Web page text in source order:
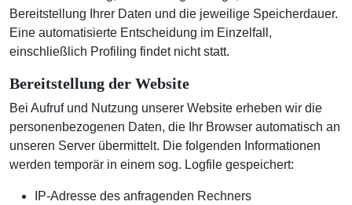
Bereitstellung Ihrer Daten und die jeweilige Speicherdauer.
Eine automatisierte Entscheidung im Einzelfall,
einschließlich Profiling findet nicht statt.
Bereitstellung der Website
Bei Aufruf und Nutzung unserer Website erheben wir die
personenbezogenen Daten, die Ihr Browser automatisch an
unseren Server übermittelt. Die folgenden Informationen
werden temporär in einem sog. Logfile gespeichert:
IP-Adresse des anfragenden Rechners